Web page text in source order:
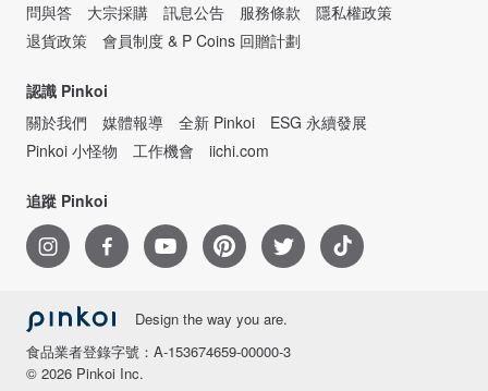
問與答
大宗採購 訊息公告 服務條款
隱私權政策
退貨政策
會員制度 & P Coins 回贈計劃
認識 Pinkoi
關於我們
媒體報導 全新 Pinkoi
ESG 永續發展
Pinkoi 小怪物
工作機會 iichi.com
追蹤 Pinkoi
Design the way you are.
食品業者登錄字號：A-153674659-00000-3
© 2026 Pinkoi Inc.